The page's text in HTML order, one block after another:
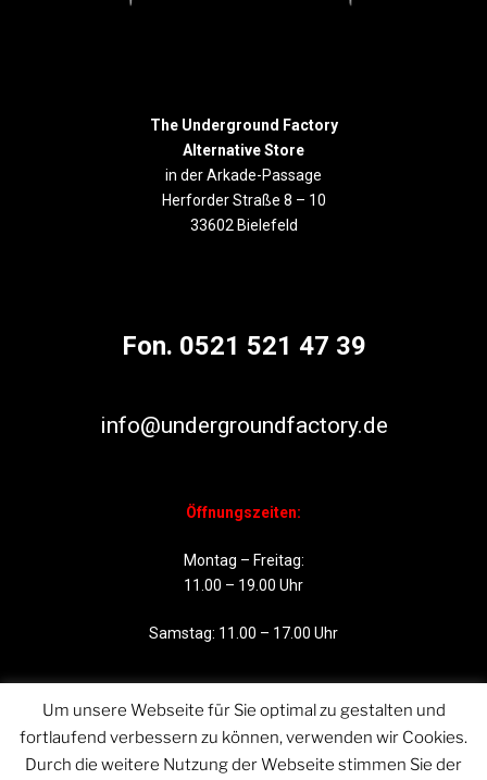
The Underground Factory
Alternative Store
in der Arkade-Passage
Herforder Straße 8 – 10
33602 Bielefeld
Fon. 0521 521 47 39
info@undergroundfactory.de
Öffnungszeiten:
Montag – Freitag:
11.00 – 19.00 Uhr
Samstag: 11.00 – 17.00 Uhr
Um unsere Webseite für Sie optimal zu gestalten und
fortlaufend verbessern zu können, verwenden wir Cookies.
Durch die weitere Nutzung der Webseite stimmen Sie der